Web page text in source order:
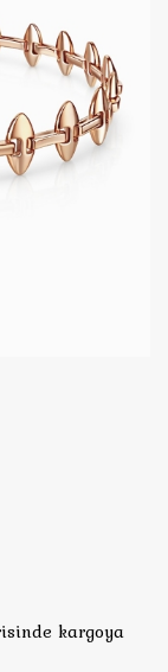
kargoya